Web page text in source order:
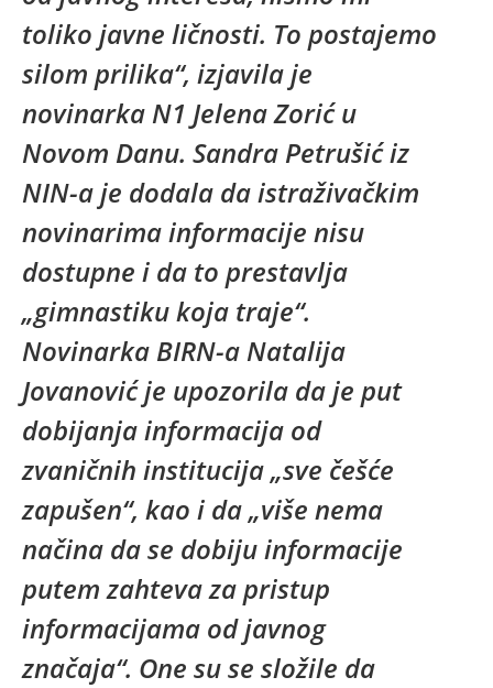
toliko javne ličnosti. To postajemo
silom prilika“, izjavila je
novinarka N1 Jelena Zorić u
Novom Danu. Sandra Petrušić iz
NIN-a je dodala da istraživačkim
novinarima informacije nisu
dostupne i da to prestavlja
„gimnastiku koja traje“.
Novinarka BIRN-a Natalija
Jovanović je upozorila da je put
dobijanja informacija od
zvaničnih institucija „sve češće
zapušen“, kao i da „više nema
načina da se dobiju informacije
putem zahteva za pristup
informacijama od javnog
značaja“. One su se složile da